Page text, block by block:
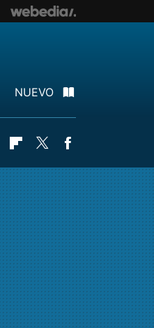
NUEVO
Flipboard
Twitter